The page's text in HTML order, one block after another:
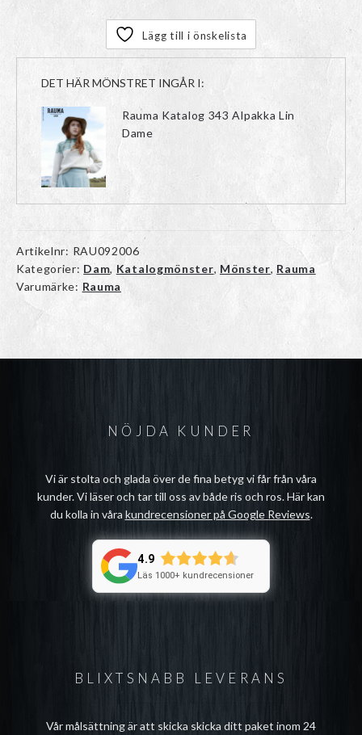
Lägg till i önskelista
DET HÄR MÖNSTRET INGÅR I:
Rauma Katalog 343 Alpakka Lin
Dame
Artikelnr: RAU092006
Kategorier: Dam, Katalogmönster, Mönster, Rauma
Varumärke: Rauma
BLIXTSNABB LEVERANS
Vår målsättning är att skicka skicka ditt paket inom 24
NÖJDA KUNDER
Vi är stolta och glada över de fina betyg vi får från våra
kunder. Vi läser och tar till oss av både ris och ros. Här kan
du kolla in våra kundrecensioner på Google Reviews.
4.9
Läs 1000+ kundrecensioner